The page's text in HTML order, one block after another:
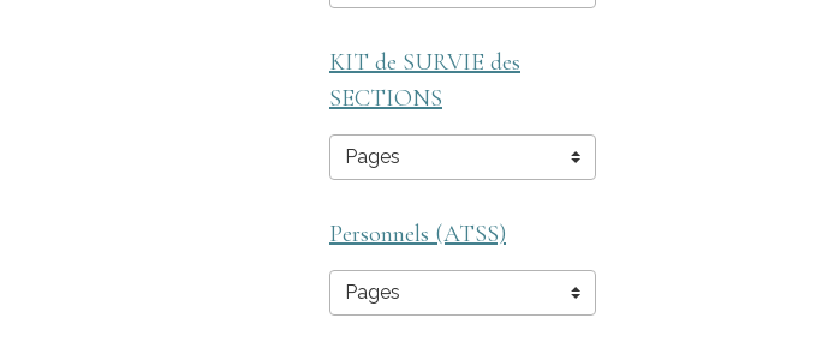
KIT de SURVIE des
SECTIONS
Personnels (ATSS)